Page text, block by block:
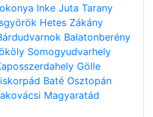
Inke Juta Tarany
Hetes Zákány
Balatonberény
Somogyudvarhely
Gölle
Baté Osztopán
Magyaratád